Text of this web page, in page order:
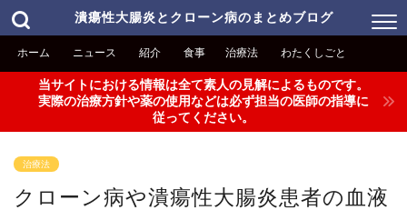
潰瘍性大腸炎とクローン病のまとめブログ
ホーム ニュース 紹介 食事 治療法 わたくしごと
当サイトにおける情報は全て素人の見解によるものです。
実際の治療方針や薬の使用などは必ず担当の医師の指導に
従ってください。
治療法
クローン病や潰瘍性大腸炎患者の血液